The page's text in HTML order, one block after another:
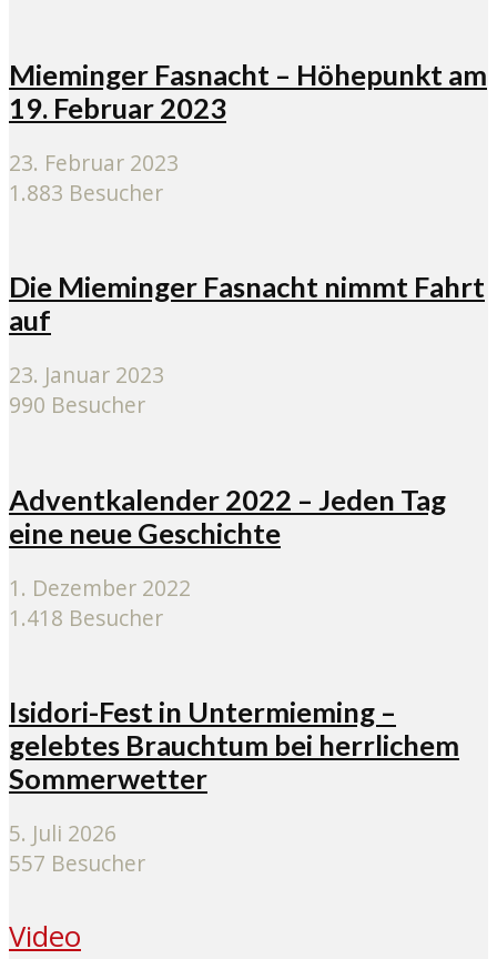
Mieminger Fasnacht – Höhepunkt am
19. Februar 2023
23. Februar 2023
1.883 Besucher
Die Mieminger Fasnacht nimmt Fahrt
auf
23. Januar 2023
990 Besucher
Adventkalender 2022 – Jeden Tag
eine neue Geschichte
1. Dezember 2022
1.418 Besucher
Isidori-Fest in Untermieming –
gelebtes Brauchtum bei herrlichem
Sommerwetter
5. Juli 2026
557 Besucher
Video